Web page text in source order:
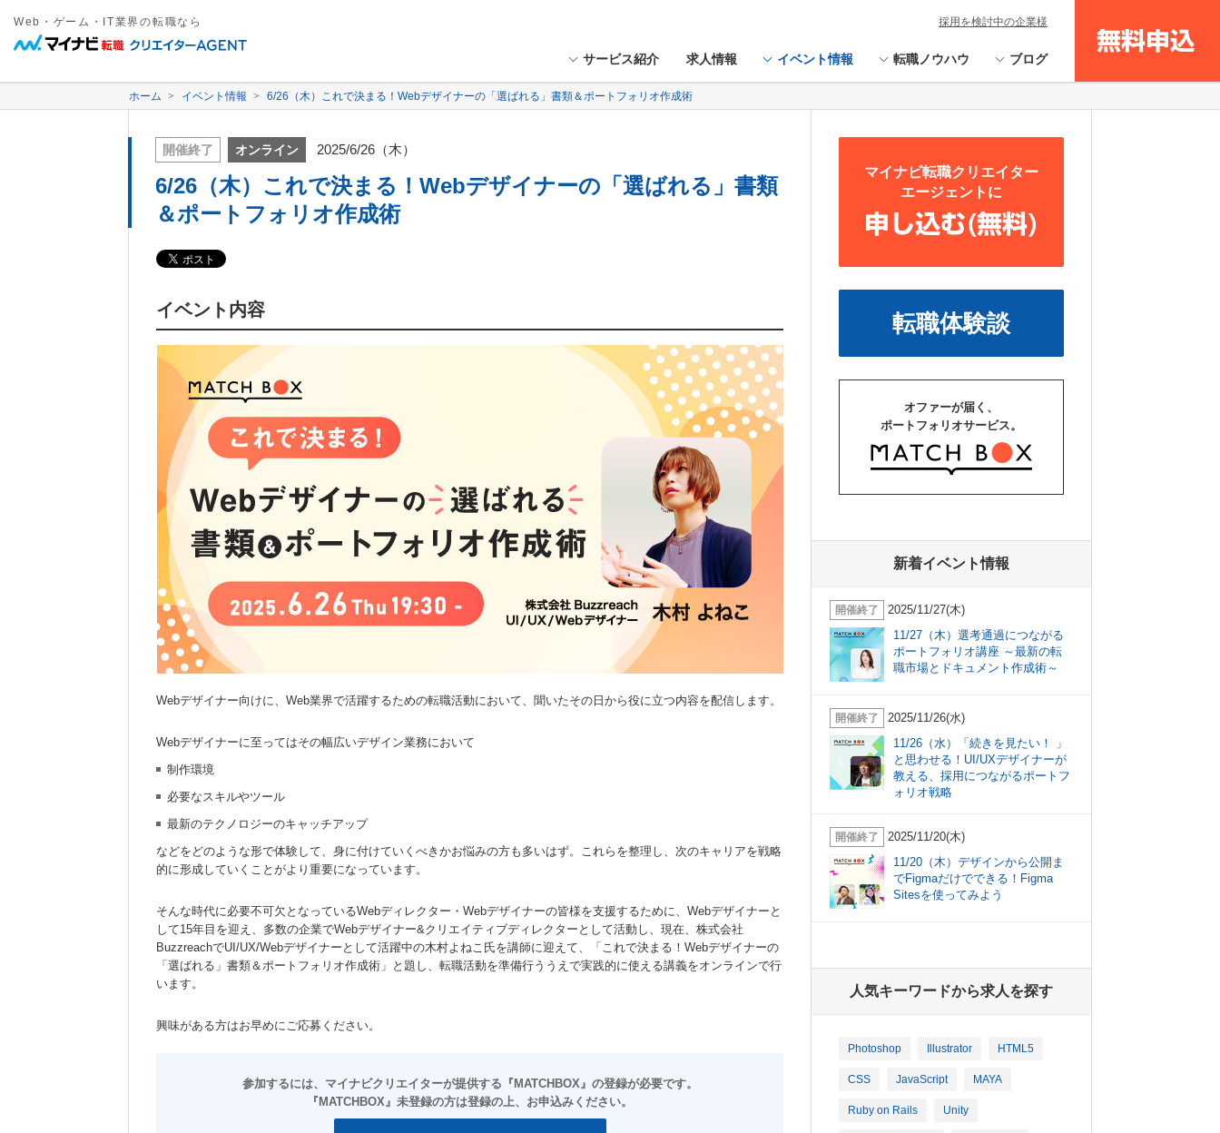
Web・ゲーム・IT業界の転職なら
サービス紹介 求人情報 イベント情報 転職ノウハウ ブログ
無料申込
採用を検討中の企業様
ホーム イベント情報 6/26（木）これで決まる！Webデザイナーの「選ばれる」書類＆ポートフォリオ作成術
開催終了 オンライン 2025/6/26（木）
6/26（木）これで決まる！Webデザイナーの「選ばれる」書類
＆ポートフォリオ作成術
イベント内容
Webデザイナー向けに、Web業界で活躍するための転職活動において、聞いたその日から役に立つ内容を配信します。
Webデザイナーに至ってはその幅広いデザイン業務において
制作環境
必要なスキルやツール
最新のテクノロジーのキャッチアップ
などをどのような形で体験して、身に付けていくべきかお悩みの方も多いはず。これらを整理し、次のキャリアを戦略
的に形成していくことがより重要になっています。
そんな時代に必要不可欠となっているWebディレクター・Webデザイナーの皆様を支援するために、Webデザイナーと
して15年目を迎え、多数の企業でWebデザイナー&クリエイティブディレクターとして活動し、現在、株式会社
BuzzreachでUI/UX/Webデザイナーとして活躍中の木村よねこ氏を講師に迎えて、「これで決まる！Webデザイナーの
「選ばれる」書類＆ポートフォリオ作成術」と題し、転職活動を準備行ううえで実践的に使える講義をオンラインで行
います。
興味がある方はお早めにご応募ください。
マイナビ転職クリエイター
エージェントに
申し込む(無料)
転職体験談
オファーが届く、
ポートフォリオサービス。
新着イベント情報
開催終了
2025/11/27(木)
11/27（木）選考通過につながる
ポートフォリオ講座 ～最新の転
職市場とドキュメント作成術～
開催終了
2025/11/26(水)
11/26（水）「続きを見たい！ 」
と思わせる！UI/UXデザイナーが
教える、採用につながるポートフ
ォリオ戦略
開催終了
2025/11/20(木)
11/20（木）デザインから公開ま
でFigmaだけでできる！Figma
Sitesを使ってみよう
人気キーワードから求人を探す
Photoshop Illustrator HTML5
CSS JavaScript MAYA
Ruby on Rails Unity